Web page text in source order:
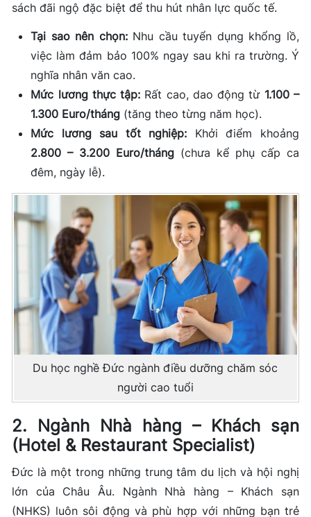
sách đãi ngộ đặc biệt để thu hút nhân lực quốc tế.
Tại sao nên chọn:Nhu cầu tuyển dụng khổng lồ,
việc làm đảm bảo 100% ngay sau khi ra trường. Ý
nghĩa nhân văn cao.
Mức lương thực tập: Rất cao, dao động từ 1.100 –
1.300 Euro/tháng (tăng theo từng năm học).
Mức lương sau tốt nghiệp: Khởi điểm khoảng
2.800 – 3.200 Euro/tháng (chưa kể phụ cấp ca
đêm, ngày lễ).
Du học nghề Đức ngành điều dưỡng chăm sóc
người cao tuổi
2. Ngành Nhà hàng – Khách sạn
(Hotel & Restaurant Specialist)
Đức là một trong những trung tâm du lịch và hội nghị
lớn của Châu Âu. Ngành Nhà hàng – Khách sạn
(NHKS) luôn sôi động và phù hợp với những bạn trẻ